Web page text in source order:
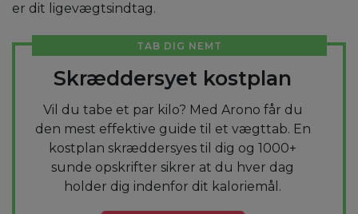
er dit ligevægtsindtag.
TAB DIG NEMT
Skræddersyet kostplan
Vil du tabe et par kilo? Med Arono får du
den mest effektive guide til et vægttab. En
kostplan skræddersyes til dig og 1000+
sunde opskrifter sikrer at du hver dag
holder dig indenfor dit kaloriemål.